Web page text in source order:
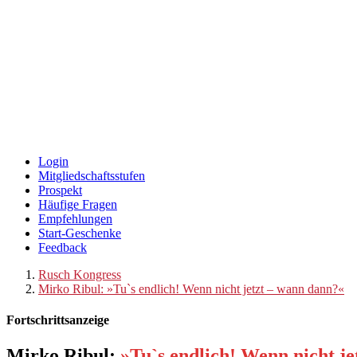
Login
Mitgliedschaftsstufen
Prospekt
Häufige Fragen
Empfehlungen
Start-Geschenke
Feedback
Rusch Kongress
Mirko Ribul: »Tu`s endlich! Wenn nicht jetzt – wann dann?«
Fortschrittsanzeige